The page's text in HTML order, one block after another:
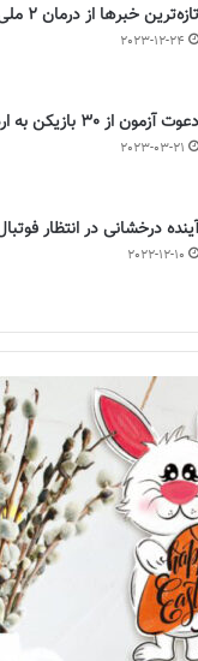
تازه‌ترین خبرها از درمان ۲ ملی‌پوش فوتبال زنان
2023-12-24
دعوت آزمون از 30 بازیکن به اردوی تیم ملی
2023-03-21
آینده درخشانی در انتظار
2022-12-10